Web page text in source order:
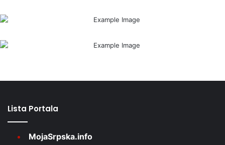
Lista Portala
MojaSrpska.info